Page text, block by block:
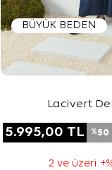
BÜYÜK BEDEN
Lacivert
5.995,00 TL %50
2 ve üzeri